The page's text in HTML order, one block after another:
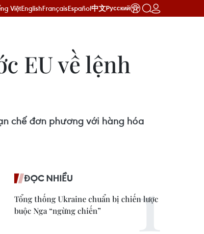
ViệtEnglishFrançaisEspañol中文Русский
EU về lệnh
chế đơn phương với hàng hóa
ĐỌC NHIỀU
Tổng thống Ukraine chuẩn bị chiến lược
buộc Nga “ngừng chiến”